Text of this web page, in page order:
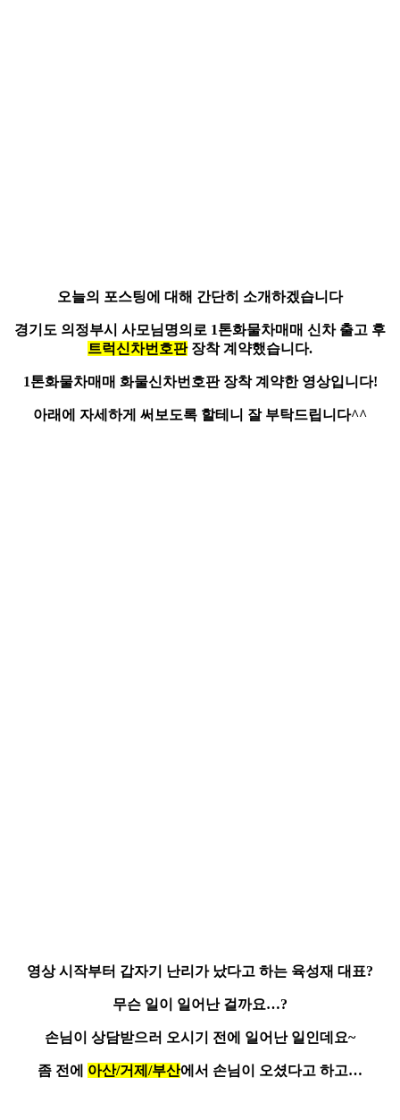
오늘의 포스팅에 대해 간단히 소개하겠습니다
경기도 의정부시 사모님명의로 1톤화물차매매 신차 출고 후
트럭신차번호판장착 계약했습니다.
1톤화물차매매 화물신차번호판 장착 계약한 영상입니다!
아래에 자세하게 써보도록 할테니 잘 부탁드립니다^^
영상 시작부터 갑자기 난리가 났다고 하는 육성재 대표?
무슨 일이 일어난 걸까요…?
손님이 상담받으러 오시기 전에 일어난 일인데요~
좀 전에 아산/거제/부산에서 손님이 오셨다고 하고…